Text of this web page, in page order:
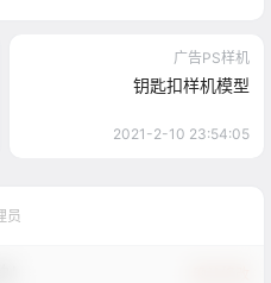
广告PS样机
钥匙扣样机模型
2021-2-10 23:54:05
员